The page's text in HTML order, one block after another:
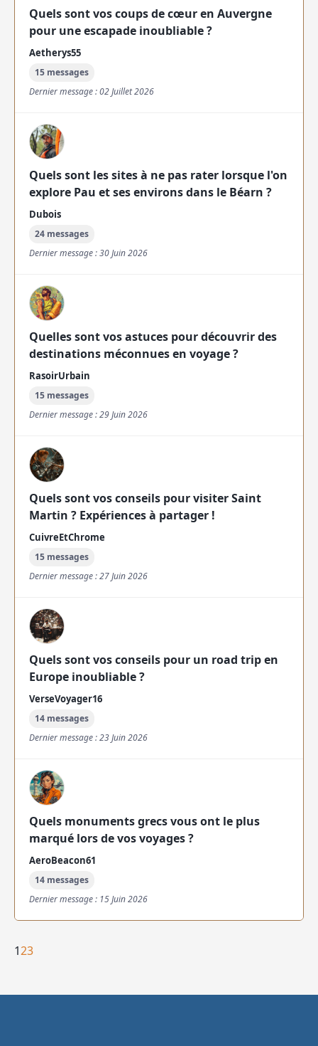
Quels sont vos coups de cœur en Auvergne
pour une escapade inoubliable ?
Aetherys55
15 messages
Dernier message : 02 Juillet 2026
Quels sont les sites à ne pas rater lorsque l'on
explore Pau et ses environs dans le Béarn ?
Dubois
24 messages
Dernier message : 30 Juin 2026
Quelles sont vos astuces pour découvrir des
destinations méconnues en voyage ?
RasoirUrbain
15 messages
Dernier message : 29 Juin 2026
Quels sont vos conseils pour visiter Saint
Martin ? Expériences à partager !
CuivreEtChrome
15 messages
Dernier message : 27 Juin 2026
Quels sont vos conseils pour un road trip en
Europe inoubliable ?
VerseVoyager16
14 messages
Dernier message : 23 Juin 2026
Quels monuments grecs vous ont le plus
marqué lors de vos voyages ?
AeroBeacon61
14 messages
Dernier message : 15 Juin 2026
123